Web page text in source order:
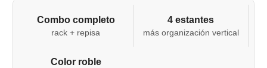
Combo completo
rack + repisa
4 estantes
más organización vertical
Color roble